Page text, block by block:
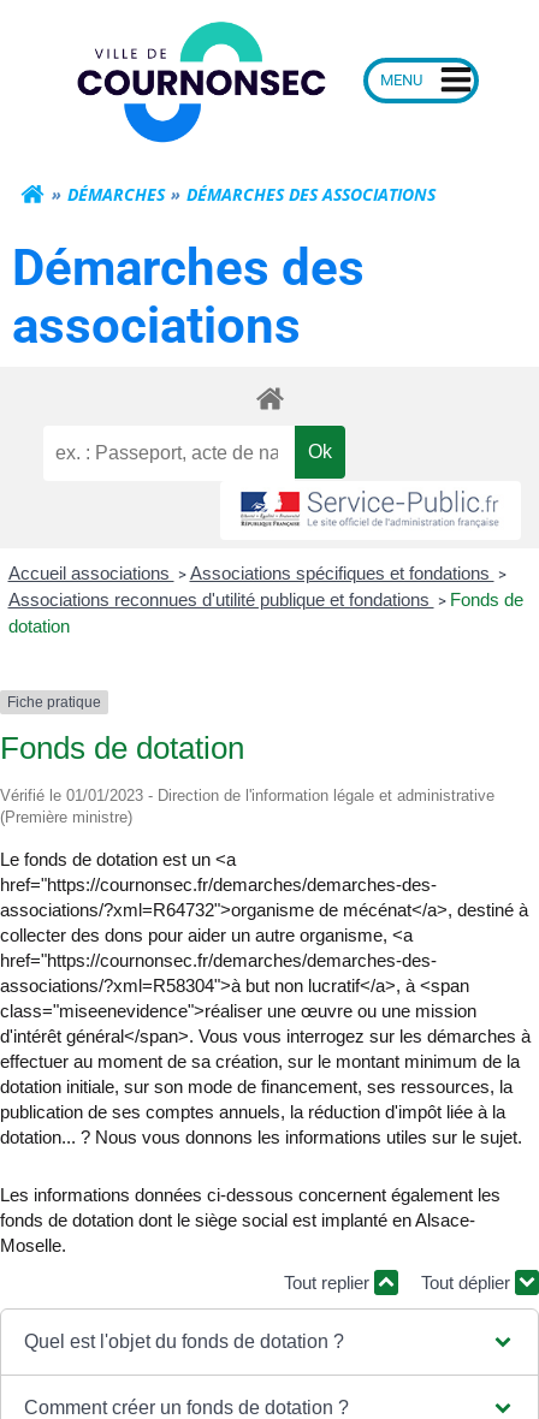
Mairie de
DÉMARCHES DÉMARCHES DES ASSOCIATIONS
Démarches des
associations
Accueil associations > Associations spécifiques et fondations >
Associations reconnues d'utilité publique et fondations > Fonds de
dotation
Fiche pratique
Fonds de dotation
Vérifié le 01/01/2023 - Direction de l'information légale et administrative
(Première ministre)
Le fonds de dotation est un <a
href="https://cournonsec.fr/demarches/demarches-des-
associations/?xml=R64732">organisme de mécénat</a>, destiné à
collecter des dons pour aider un autre organisme, <a
href="https://cournonsec.fr/demarches/demarches-des-
associations/?xml=R58304">à but non lucratif</a>, à <span
class="miseenevidence">réaliser une œuvre ou une mission
d'intérêt général</span>. Vous vous interrogez sur les démarches à
effectuer au moment de sa création, sur le montant minimum de la
dotation initiale, sur son mode de financement, ses ressources, la
publication de ses comptes annuels, la réduction d'impôt liée à la
dotation... ? Nous vous donnons les informations utiles sur le sujet.
Les informations données ci-dessous concernent également les
fonds de dotation dont le siège social est implanté en Alsace-
Moselle.
Tout replier
Tout déplier
Quel est l'objet du fonds de dotation ?
Comment créer un fonds de dotation ?